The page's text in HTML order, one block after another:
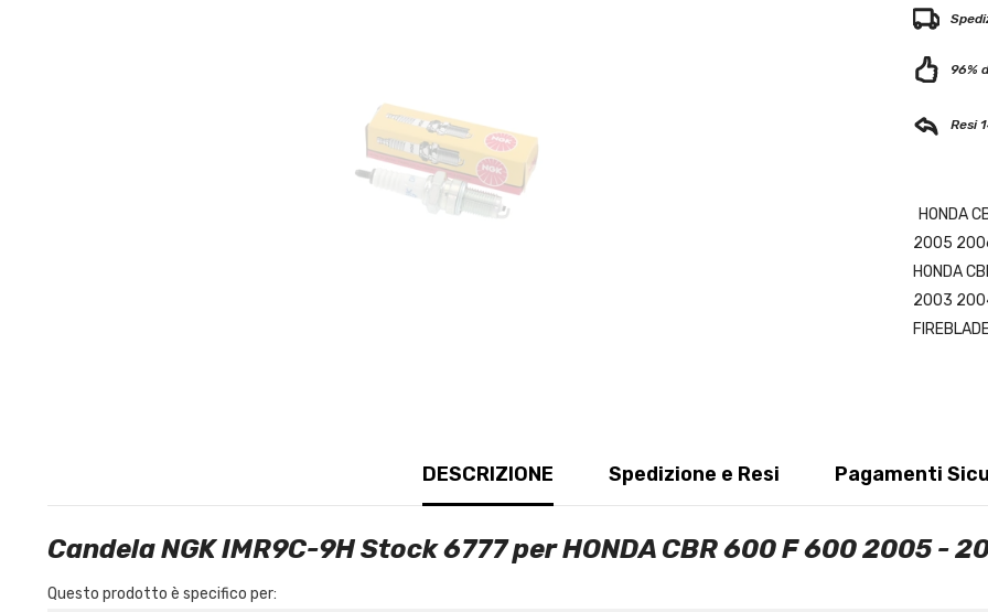
96%
Resi
HONDA
2005
HONDA
2003
DESCRIZIONE Spedizione e Resi Pagamenti
Candela NGK IMR9C-9H Stock 6777 per HONDA CBR 600 F 600 2005 -
Questo prodotto è specifico per: